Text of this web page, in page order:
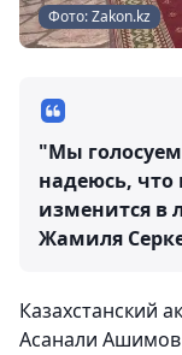
Фото: Zakon.kz
"Мы
надеюсь, что
изменится в
Жамиля
Казахстанский
Асанали Ашимов